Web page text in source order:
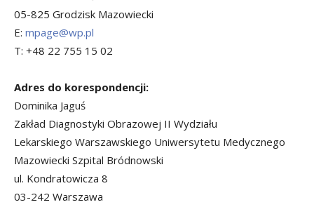
05-825 Grodzisk Mazowiecki
E: mpage@wp.pl
T: +48 22 755 15 02
Adres do korespondencji:
Dominika Jaguś
Zakład Diagnostyki Obrazowej II Wydziału
Lekarskiego Warszawskiego Uniwersytetu Medycznego
Mazowiecki Szpital Bródnowski
ul. Kondratowicza 8
03-242 Warszawa